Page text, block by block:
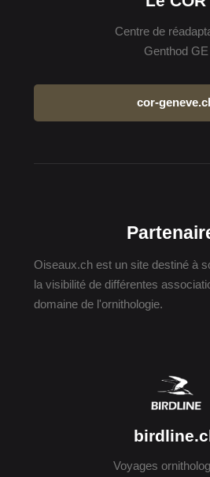
Centre de
Genthod GE
cor-
Oiseaux.ch est un site destiné à
la visibilité de différentes
domaine de l'ornithologie.
Voyages